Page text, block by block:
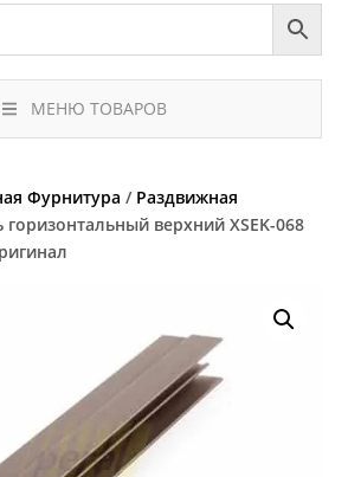
МЕНЮ ТОВАРОВ
Фурнитура / Раздвижная
верхний ХSEK-068